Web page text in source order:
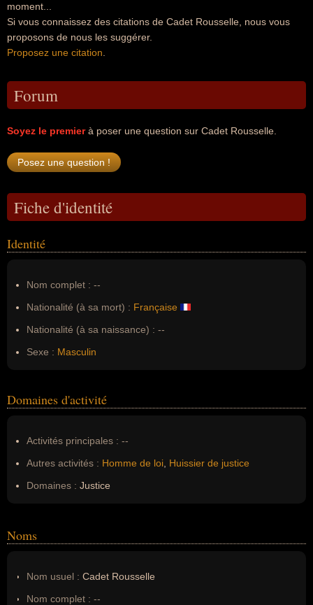
moment...
Si vous connaissez des citations de Cadet Rousselle, nous vous
proposons de nous les suggérer.
Proposez une citation
Forum
Soyez le premierà poser une question sur Cadet Rousselle.
Fiche d'identité
Identité
Nom complet : --
Nationalité (à sa mort) : Française
Nationalité (à sa naissance) : --
Sexe : Masculin
Domaines d'activité
Activités principales : --
Autres activités : Homme de loi Huissier de justice
Domaines : Justice
Noms
Nom usuel : Cadet Rousselle
Nom complet : --